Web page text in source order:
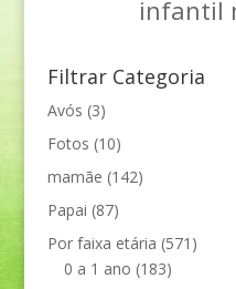
infantil
Filtrar Categoria
Avós (3)
Fotos (10)
mamãe (142)
Papai (87)
Por faixa etária (571)
0 a 1 ano (183)